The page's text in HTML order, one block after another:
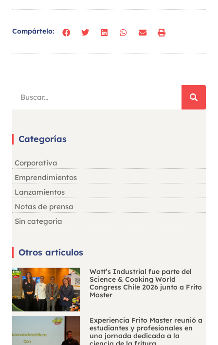
Compártelo:
Categorías
Corporativa
Emprendimientos
Lanzamientos
Notas de prensa
Sin categoría
Otros artículos
Watt’s Industrial fue parte del
Science & Cooking World
Congress Chile 2026 junto a Frito
Master
Experiencia Frito Master reunió a
estudiantes y profesionales en
una jornada dedicada a la